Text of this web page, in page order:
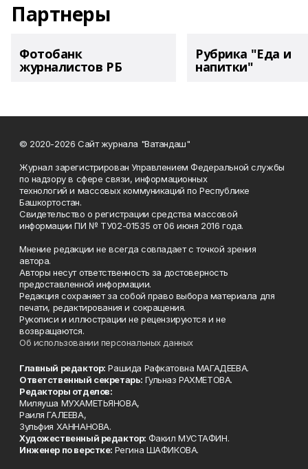
Партнеры
Фотобанк
журналистов РБ
Рубрика "Еда и
напитки"
© 2020-2026 Сайт журнала "Ватандаш"
Журнал зарегистрирован Управлением Федеральной службы
по надзору в сфере связи, информационных
технологий и массовых коммуникаций по Республике
Башкортостан.
Свидетельство о регистрации средства массовой
информации ПИ № ТУ02-01535 от 06 июня 2016 года.
Мнение редакции не всегда совпадает с точкой зрения
автора.
Авторы несут ответственность за достоверность
предоставленной информации.
Редакция сохраняет за собой право выбора материала для
печати, редактирования и сокращения.
Рукописи и иллюстрации не рецензируются и не
возвращаются.
Об использовании персональных данных
Главный редактор: Рашида Рафкатовна МАГАДЕЕВА.
Ответственный секретарь: Гульназ РАХМЕТОВА.
Редакторы отделов:
Миляуша МУХАМЕТЬЯНОВА,
Раиля ГАЛЕЕВА,
Зульфия ХАННАНОВА.
Художественный редактор: Факил МУСТАФИН.
Инженер по верстке: Регина ШАФИКОВА.